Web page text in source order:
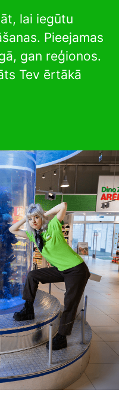
lai iegūtu
Pieejamas
gan reģionos.
Tev ērtākā